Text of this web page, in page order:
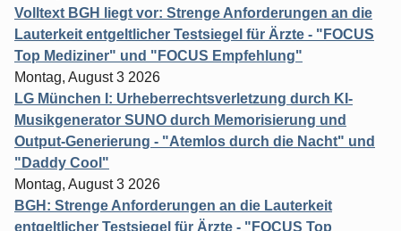
Volltext BGH liegt vor: Strenge Anforderungen an die
Lauterkeit entgeltlicher Testsiegel für Ärzte - "FOCUS
Top Mediziner" und "FOCUS Empfehlung"
Montag, August 3 2026
LG München I: Urheberrechtsverletzung durch KI-
Musikgenerator SUNO durch Memorisierung und
Output-Generierung - "Atemlos durch die Nacht" und
"Daddy Cool"
Montag, August 3 2026
BGH: Strenge Anforderungen an die Lauterkeit
entgeltlicher Testsiegel für Ärzte - "FOCUS Top